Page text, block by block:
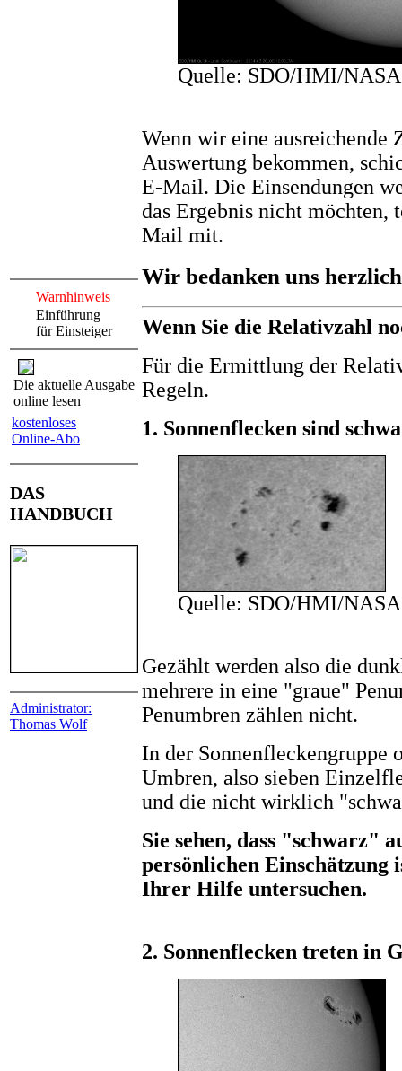
Warnhinweis
Einführung
für Einsteiger
Die aktuelle Ausgabe
online lesen
kostenloses
Online-Abo
DAS
HANDBUCH
Administrator:
Thomas Wolf
Quelle: SDO/HMI/NASA
Wenn wir eine ausreichende
Auswertung bekommen,
E-Mail. Die Einsendungen
das Ergebnis nicht möchten,
Mail mit.
Wir bedanken uns
Wenn Sie die Relativzahl
Für die Ermittlung der
Regeln.
1. Sonnenflecken sind
Quelle: SDO/HMI/NASA
Gezählt werden also die
mehrere in eine "graue"
Penumbren zählen nicht.
In der Sonnenfleckengruppe
Umbren, also sieben
und die nicht wirklich
Sie sehen, dass "schwarz"
persönlichen Einschätzung
Ihrer Hilfe untersuchen.
2. Sonnenflecken treten in